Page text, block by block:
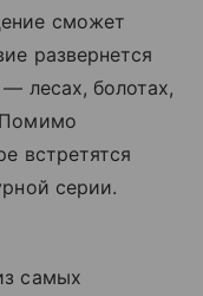
сможет
развернется
лесах, болотах,
встретятся
серии.
самых